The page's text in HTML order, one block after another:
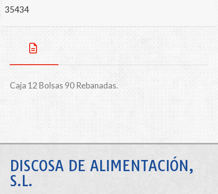
35434
Caja 12 Bolsas 90 Rebanadas.
DISCOSA DE ALIMENTACIÓN,
S.L.